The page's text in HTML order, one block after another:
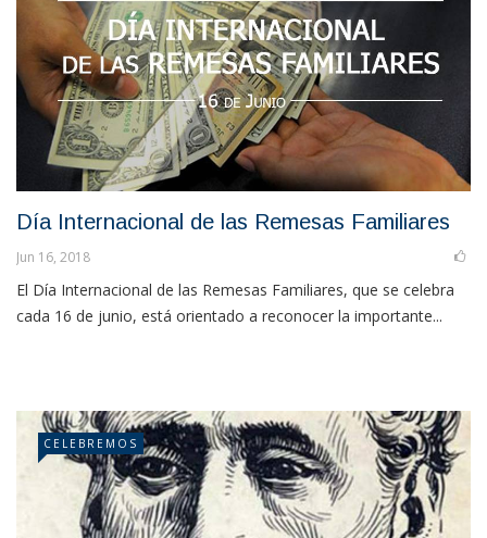
Día Internacional de las Remesas Familiares
Jun 16, 2018
El Día Internacional de las Remesas Familiares, que se celebra
cada 16 de junio, está orientado a reconocer la importante...
CELEBREMOS